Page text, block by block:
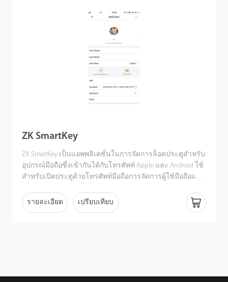
ที่สำคัญยังสามารถควบคุมด้วยคำสั่งเสียงเมื่อจับคู่กับอุปกรณ์
ZK SmartKey
ZK SmartKey เป็นแอพพลิเคชั่นในการจัดการล็อคประตูสําหรับ
อุปกรณ์มือถือซึ่งเข้ากันได้กับโทรศัพท์ Apple และ Android ใช้
สําหรับเปิดประตูด้วยโทรศัพท์มือถือการจัดการผู้ใช้มือถือและ
รายละเอียด
เปรียบเทียบ